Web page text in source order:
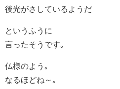
後光がさしているようだ
というふうに
言ったそうです｡
仏様のよう｡
なるほどね～｡